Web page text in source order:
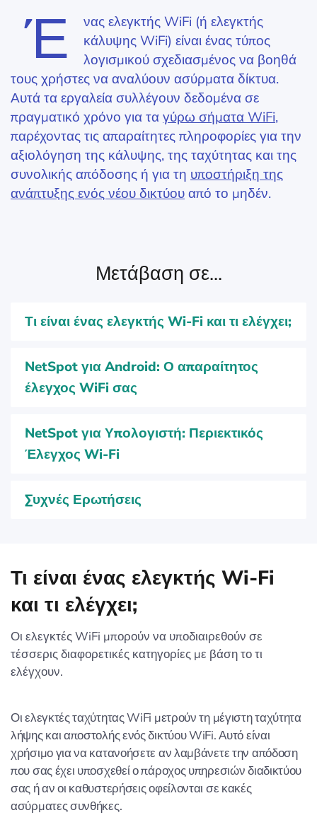
Έ
νας ελεγκτής WiFi (ή ελεγκτής
κάλυψης WiFi) είναι ένας τύπος
λογισμικού σχεδιασμένος να βοηθά
τους χρήστες να αναλύουν ασύρματα δίκτυα.
Αυτά τα εργαλεία συλλέγουν δεδομένα σε
πραγματικό χρόνο για ταγύρω σήματα WiFi,
παρέχοντας τις απαραίτητες πληροφορίες για την
αξιολόγηση της κάλυψης, της ταχύτητας και της
συνολικής απόδοσης ή για τη υποστήριξη της
ανάπτυξης ενός νέου δικτύουαπό το μηδέν.
Μετάβαση σε...
Τι είναι ένας ελεγκτής Wi-Fi και τι ελέγχει;
NetSpot για Android: Ο απαραίτητος
έλεγχος WiFi σας
NetSpot για Υπολογιστή: Περιεκτικός
Έλεγχος Wi-Fi
Συχνές Ερωτήσεις
Τι είναι ένας ελεγκτής Wi-Fi
και τι ελέγχει;
Οι ελεγκτές WiFi μπορούν να υποδιαιρεθούν σε
τέσσερις διαφορετικές κατηγορίες με βάση το τι
ελέγχουν.
Οι ελεγκτές ταχύτητας WiFi μετρούν τη μέγιστη ταχύτητα
λήψης και αποστολής ενός δικτύου WiFi. Αυτό είναι
χρήσιμο για να κατανοήσετε αν λαμβάνετε την απόδοση
που σας έχει υποσχεθεί ο πάροχος υπηρεσιών διαδικτύου
σας ή αν οι καθυστερήσεις οφείλονται σε κακές
ασύρματες συνθήκες.